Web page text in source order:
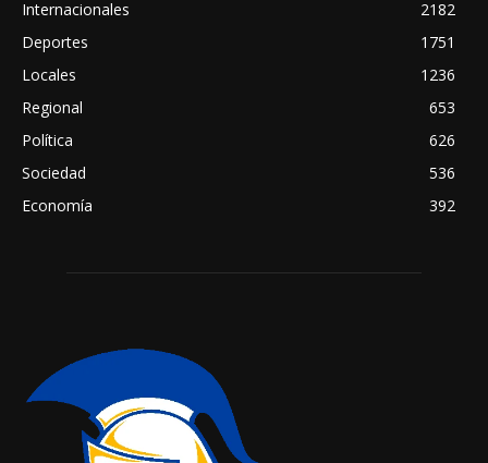
Internacionales
2182
Deportes
1751
Locales
1236
Regional
653
Política
626
Sociedad
536
Economía
392